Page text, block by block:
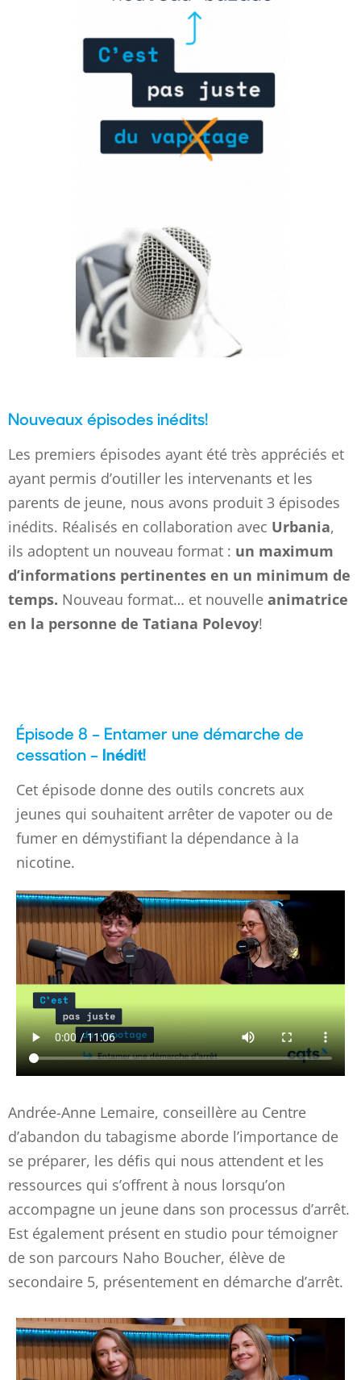
Nouveaux épisodes inédits!
Les premiers épisodes ayant été très appréciés et
ayant permis d’outiller les intervenants et les
parents de jeune, nous avons produit 3 épisodes
inédits. Réalisés en collaboration avec Urbania,
ils adoptent un nouveau format : un maximum
d’informations pertinentes en un minimum de
temps. Nouveau format… et nouvelle animatrice
en la personne de Tatiana Polevoy!
Épisode 8 – Entamer une démarche de
cessation – Inédit!
Cet épisode donne des outils concrets aux
jeunes qui souhaitent arrêter de vapoter ou de
fumer en démystifiant la dépendance à la
nicotine.
Andrée-Anne Lemaire, conseillère au Centre
d’abandon du tabagisme aborde l’importance de
se préparer, les défis qui nous attendent et les
ressources qui s’offrent à nous lorsqu’on
accompagne un jeune dans son processus d’arrêt.
Est également présent en studio pour témoigner
de son parcours Naho Boucher, élève de
secondaire 5, présentement en démarche d’arrêt.